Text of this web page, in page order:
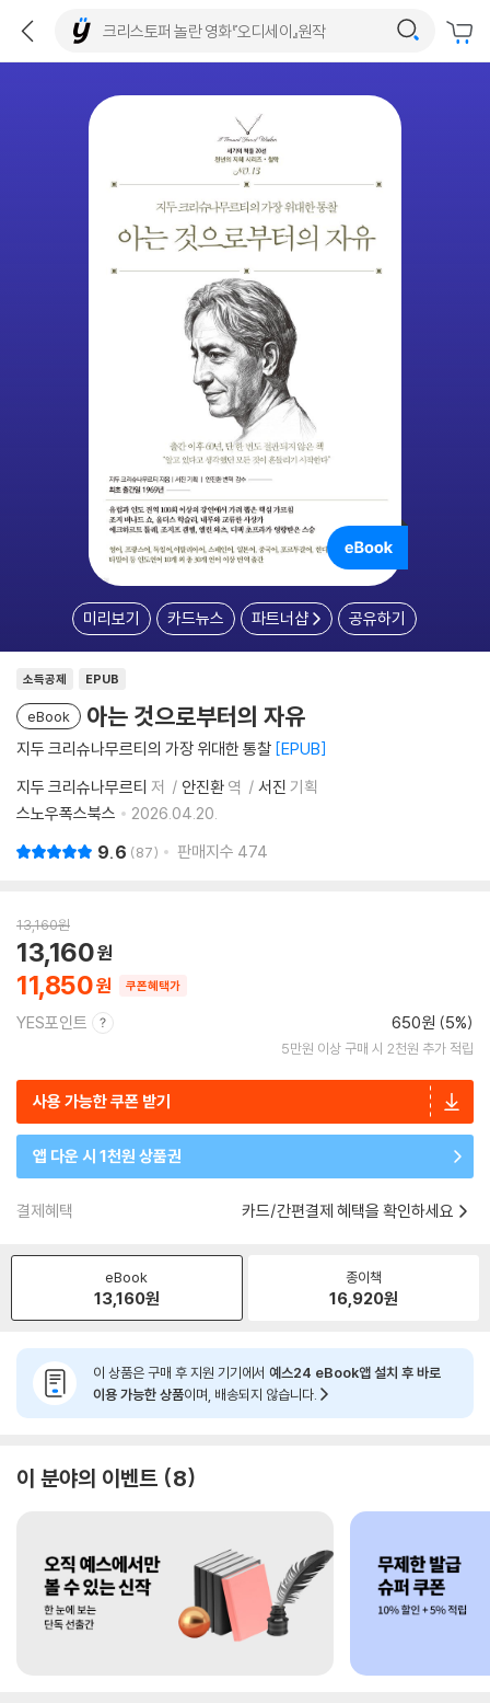
미리보기 카드뉴스 파트너샵 공유하기
소득공제 EPUB
eBook 아는 것으로부터의 자유
지두 크리슈나무르티의 가장 위대한 통찰 EPUB
지두 크리슈나무르티 저 안진환 역 서진 기획
스노우폭스북스
2026.04.20.
9.6 87 판매지수 474
13,160원
11,850
13,160
쿠폰혜택가
YES포인트 650원 (5%)
5만원 이상 구매 시 2천원 추가 적립
사용 가능한 쿠폰 받기
앱 다운 시 1천원 상품권
결제혜택 카드/간편결제 혜택을 확인하세요
eBook
13,160원
종이책
16,920원
이 상품은 구매 후 지원 기기에서 예스24 eBook앱 설치 후 바로
이용 가능한 상품이며, 배송되지 않습니다.
이 분야의 이벤트 8